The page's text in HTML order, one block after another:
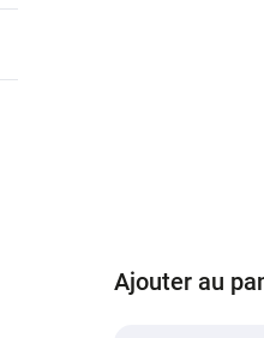
Ajouter au